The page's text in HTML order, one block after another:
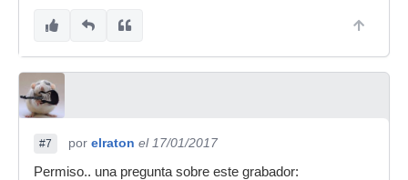
#7 por elraton el 17/01/2017
Permiso.. una pregunta sobre este grabador: